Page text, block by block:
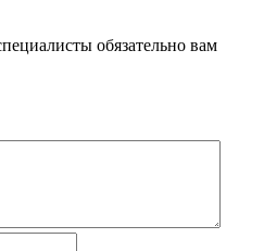
обязательно вам